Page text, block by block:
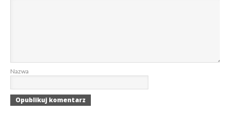
Nazwa